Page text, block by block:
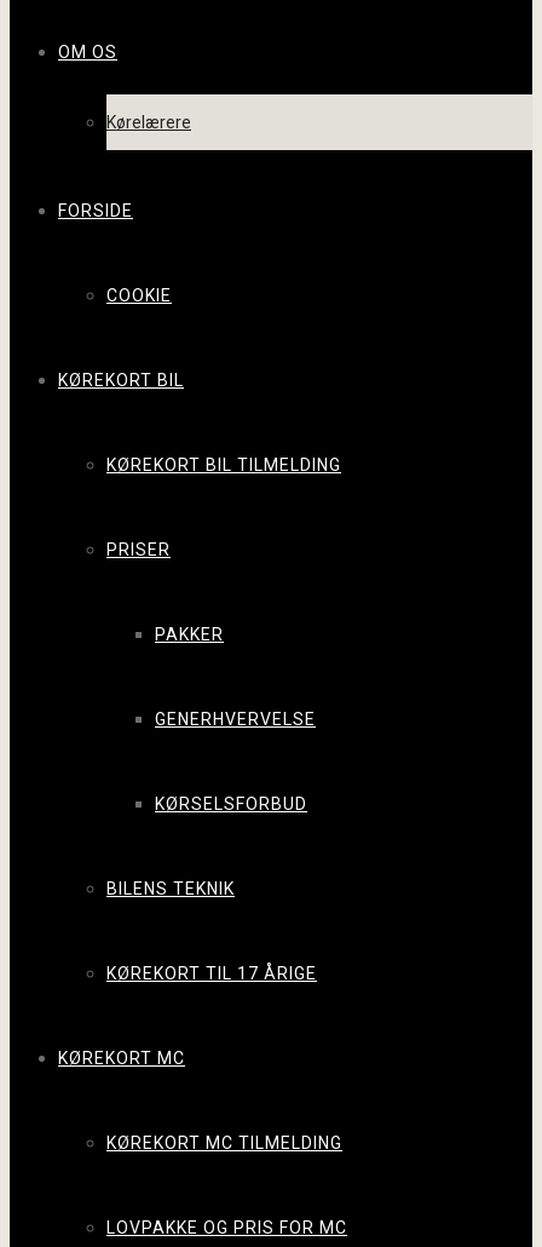
OM OS
Kørelærere
FORSIDE
COOKIE
KØREKORT BIL
KØREKORT BIL TILMELDING
PRISER
PAKKER
GENERHVERVELSE
KØRSELSFORBUD
BILENS TEKNIK
KØREKORT TIL 17 ÅRIGE
KØREKORT MC
KØREKORT MC TILMELDING
LOVPAKKE OG PRIS FOR MC